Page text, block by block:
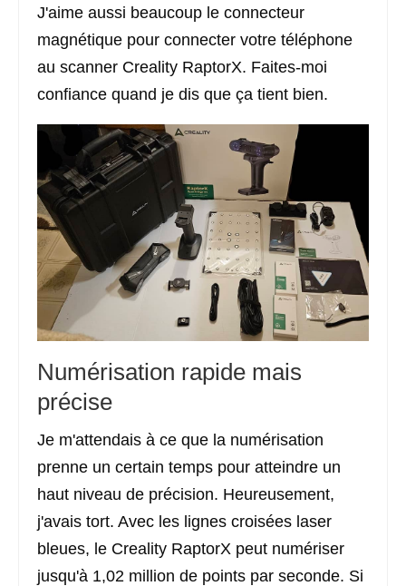
J'aime aussi beaucoup le connecteur
magnétique pour connecter votre téléphone
au scanner Creality RaptorX. Faites-moi
confiance quand je dis que ça tient bien.
Numérisation rapide mais
précise
Je m'attendais à ce que la numérisation
prenne un certain temps pour atteindre un
haut niveau de précision. Heureusement,
j'avais tort. Avec les lignes croisées laser
bleues, le Creality RaptorX peut numériser
jusqu'à 1,02 million de points par seconde. Si